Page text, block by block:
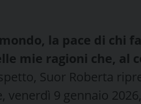
la pace di chi
mie ragioni che, al
Suor Roberta
venerdì 9 gennaio